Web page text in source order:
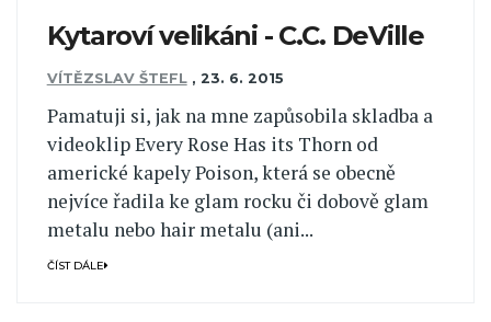
Kytaroví velikáni - C.C. DeVille
VÍTĚZSLAV ŠTEFL , 23. 6. 2015
Pamatuji si, jak na mne zapůsobila skladba a
videoklip Every Rose Has its Thorn od
americké kapely Poison, která se obecně
nejvíce řadila ke glam rocku či dobově glam
metalu nebo hair metalu (ani...
ČÍST DÁLE